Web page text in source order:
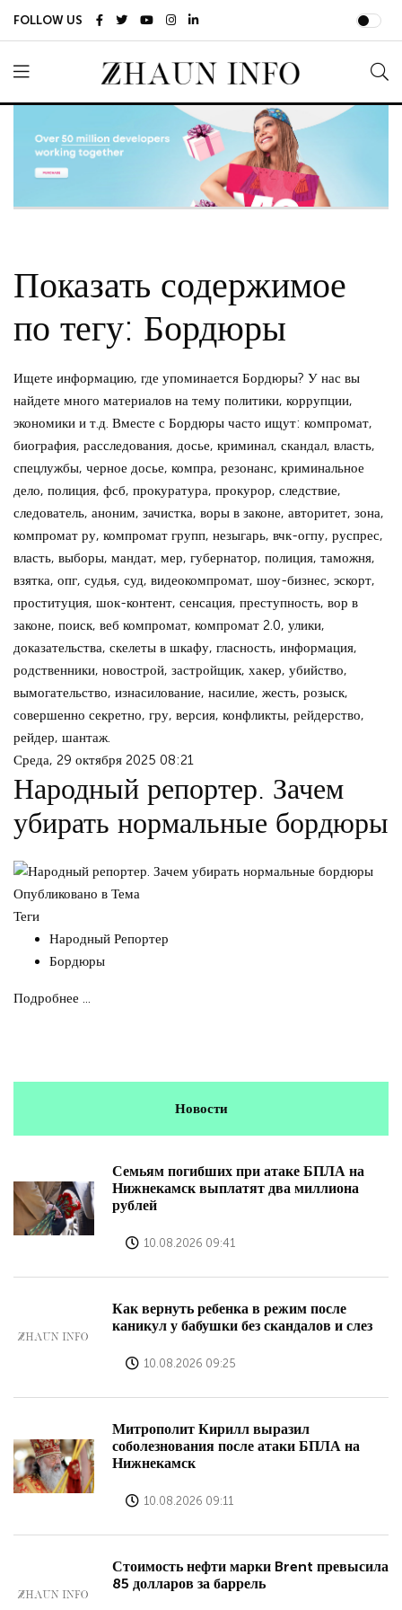
FOLLOW US
Показать содержимое
по тегу: Бордюры
Ищете информацию, где упоминается Бордюры? У нас вы
найдете много материалов на тему политики, коррупции,
экономики и т.д. Вместе с Бордюры часто ищут: компромат,
биография, расследования, досье, криминал, скандал, власть,
спецлужбы, черное досье, компра, резонанс, криминальное
дело, полиция, фсб, прокуратура, прокурор, следствие,
следователь, аноним, зачистка, воры в законе, авторитет, зона,
компромат ру, компромат групп, незыгарь, вчк-огпу, руспрес,
власть, выборы, мандат, мер, губернатор, полиция, таможня,
взятка, опг, судья, суд, видеокомпромат, шоу-бизнес, эскорт,
проституция, шок-контент, сенсация, преступность, вор в
законе, поиск, веб компромат, компромат 2.0, улики,
доказательства, скелеты в шкафу, гласность, информация,
родственники, новострой, застройщик, хакер, убийство,
вымогательство, изнасилование, насилие, жесть, розыск,
совершенно секретно, гру, версия, конфликты, рейдерство,
рейдер, шантаж.
Среда, 29 октября 2025 08:21
Народный репортер. Зачем
убирать нормальные бордюры
Опубликовано в Тема
Теги
Народный Репортер
Бордюры
Подробнее ...
Новости
Семьям погибших при атаке БПЛА на
Нижнекамск выплатят два миллиона
рублей
10.08.2026 09:41
Как вернуть ребенка в режим после
каникул у бабушки без скандалов и слез
10.08.2026 09:25
Митрополит Кирилл выразил
соболезнования после атаки БПЛА на
Нижнекамск
10.08.2026 09:11
Стоимость нефти марки Brent превысила
85 долларов за баррель